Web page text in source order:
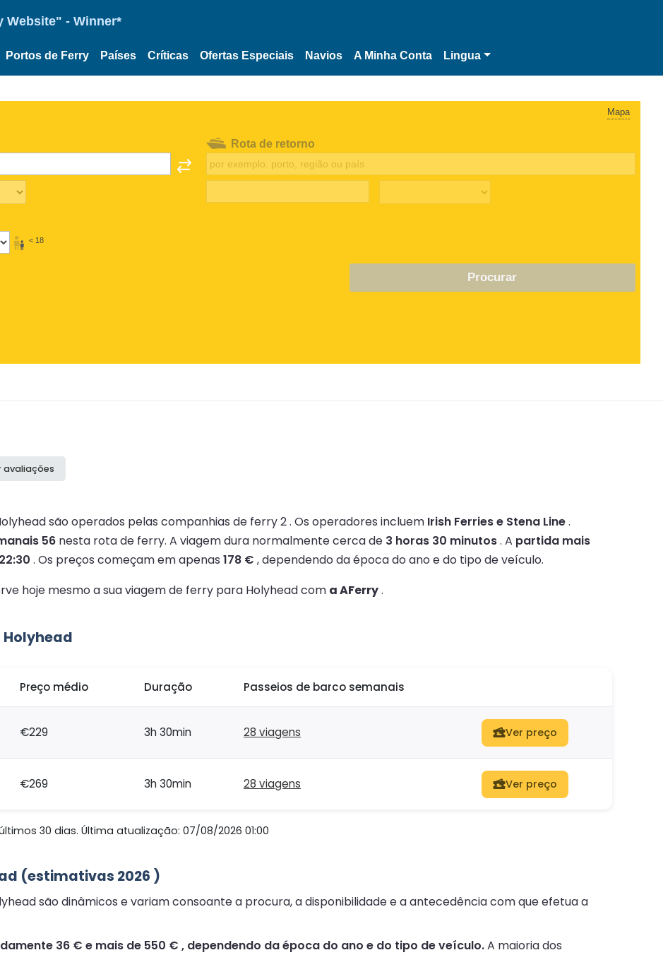
Website" - Winner*
Portos de Ferry Países Críticas Ofertas Especiais Navios A Minha Conta Lingua
Mapa
< 18
Rota de retorno
Procurar
avaliações
são operados pelas companhias de ferry 2 . Os operadores incluem Irish Ferries e Stena Line.
56 nesta rota de ferry. A viagem dura normalmente cerca de 3 horas 30 minutos. A partida mais
. Os preços começam em apenas 178 € , dependendo da época do ano e do tipo de veículo.
hoje mesmo a sua viagem de ferry para Holyhead com a AFerry.
Preço médio Duração Passeios de barco semanais
€229 3h 30min 28 viagens Ver preço
€269 3h 30min 28 viagens Ver preço
30 dias. Última atualização: 07/08/2026 01:00
(estimativas 2026 )
são dinâmicos e variam consoante a procura, a disponibilidade e a antecedência com que efetua a
36 € e mais de 550 € , dependendo da época do ano e do tipo de veículo.A maioria dos